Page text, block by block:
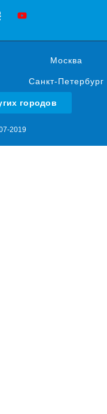
Москва
Санкт-Петербург
городов
2019